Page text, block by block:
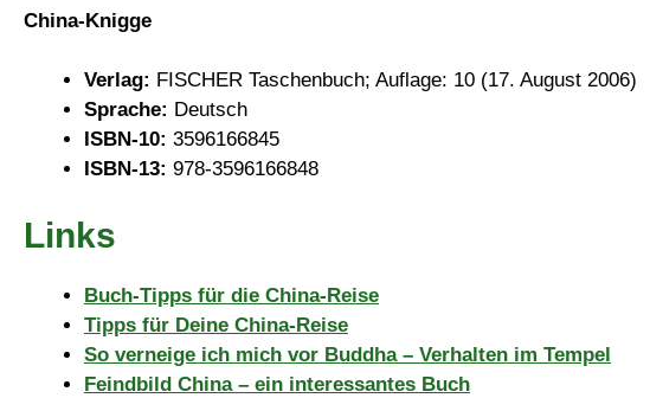
China-Knigge
Verlag: FISCHER Taschenbuch; Auflage: 10 (17. August 2006)
Sprache: Deutsch
ISBN-10: 3596166845
ISBN-13: 978-3596166848
Links
Buch-Tipps für die China-Reise
Tipps für Deine China-Reise
So verneige ich mich vor Buddha – Verhalten im Tempel
Feindbild China – ein interessantes Buch